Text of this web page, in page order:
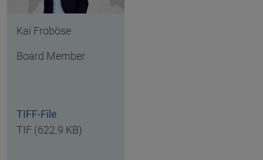
Kai Froböse
Board Member
TIFF-File
TIF (622.9 KB)